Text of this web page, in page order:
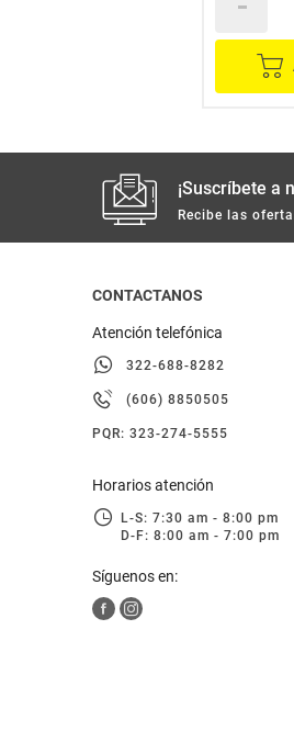
¡Suscríbete a
Recibe las
CONTACTANOS
Atención telefónica
322-688-8282
(606) 8850505
PQR: 323-274-5555
Horarios atención
L-S: 7:30 am - 8:00 pm
D-F: 8:00 am - 7:00 pm
Síguenos en: